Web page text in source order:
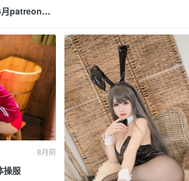
patreon会
8月前
操服